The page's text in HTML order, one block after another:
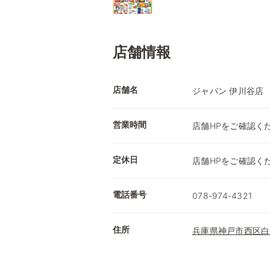
店舗情報
店舗名 ジャパン 伊川谷店
営業時間 店舗HPをご確認く
定休日 店舗HPをご確認く
電話番号 078-974-4321
住所 兵庫県神戸市西区